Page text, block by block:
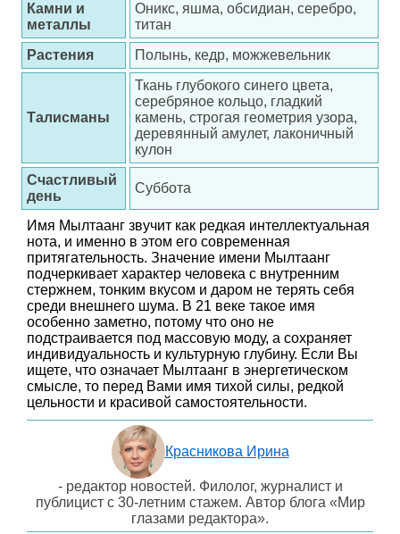
Камни и
металлы
Оникс, яшма, обсидиан, серебро,
титан
Растения
Полынь, кедр, можжевельник
Талисманы
Ткань глубокого синего цвета,
серебряное кольцо, гладкий
камень, строгая геометрия узора,
деревянный амулет, лаконичный
кулон
Счастливый
день
Суббота
Имя Мылтаанг звучит как редкая интеллектуальная
нота, и именно в этом его современная
притягательность. Значение имени Мылтаанг
подчеркивает характер человека с внутренним
стержнем, тонким вкусом и даром не терять себя
среди внешнего шума. В 21 веке такое имя
особенно заметно, потому что оно не
подстраивается под массовую моду, а сохраняет
индивидуальность и культурную глубину. Если Вы
ищете, что означает Мылтаанг в энергетическом
смысле, то перед Вами имя тихой силы, редкой
цельности и красивой самостоятельности.
Красникова Ирина
- редактор новостей. Филолог, журналист и
публицист с 30-летним стажем. Автор блога «Мир
глазами редактора».